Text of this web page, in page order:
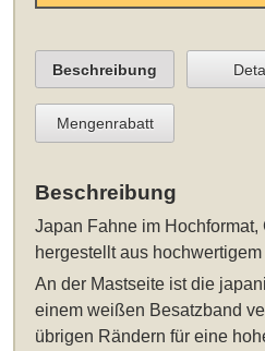
Beschreibung
Mengenrabatt
Beschreibung
Japan Fahne im Hochformat,
hergestellt aus
An der Mastseite ist die
einem weißen Besatzband
übrigen Rändern für eine